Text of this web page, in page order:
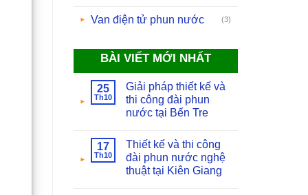
Van điện tử phun nước (3)
BÀI VIẾT MỚI NHẤT
25
Th10
Giải pháp thiết kế và
thi công đài phun
nước tại Bến Tre
17
Th10
Thiết kế và thi công
đài phun nước nghệ
thuật tại Kiên Giang